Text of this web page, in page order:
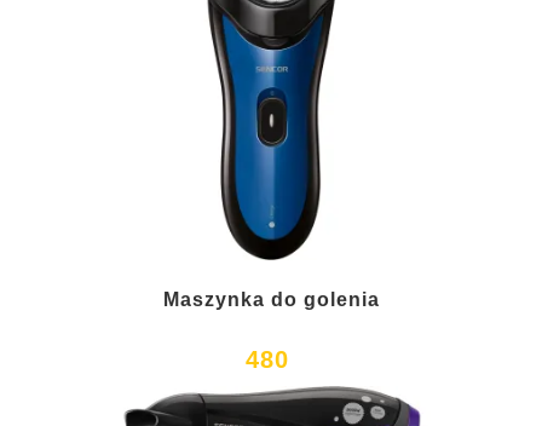
Maszynka do golenia
480